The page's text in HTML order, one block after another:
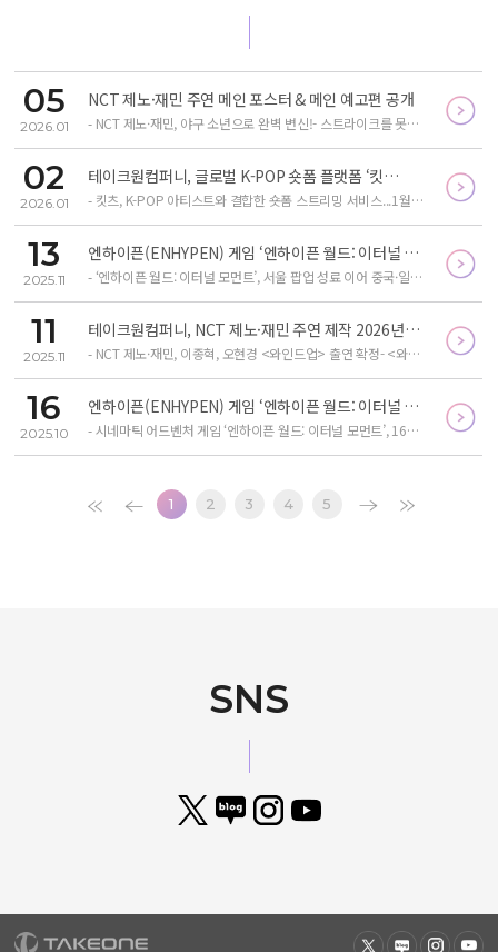
05
2026.01
NCT 제노·재민 주연 메인 포스터 & 메인 예고편 공개
- NCT 제노·재민, 야구 소년으로 완벽 변신!- 스트라이크를 못
02
2026.01
테이크원컴퍼니, 글로벌 K-POP 숏폼 플랫폼 ‘킷
츠’(KITZ) 1월 16일 론칭! NCT 제노·재민 주연 독점
공개
- 킷츠, K-POP 아티스트와 결합한 숏폼 스트리밍 서비스...1월
13
2025.11
엔하이픈(ENHYPEN) 게임 ‘엔하이픈 월드: 이터널 모
먼트’ 일본·중국 팝업스토어 오픈...글로벌 팬들 만난
다
- ‘엔하이픈 월드: 이터널 모먼트’, 서울 팝업 성료 이어 중국·일
11
2025.11
테이크원컴퍼니, NCT 제노·재민 주연 제작 2026년
상반기 숏폼 드라마로 공개
- NCT 제노·재민, 이종혁, 오현경 <와인드업> 출연 확정- <와인
16
2025.10
엔하이픈(ENHYPEN) 게임 ‘엔하이픈 월드: 이터널 모
먼트’ 글로벌 론칭
- 시네마틱 어드벤처 게임 ‘엔하이픈 월드: 이터널 모먼트’, 16일
1 2 3 4 5
SNS